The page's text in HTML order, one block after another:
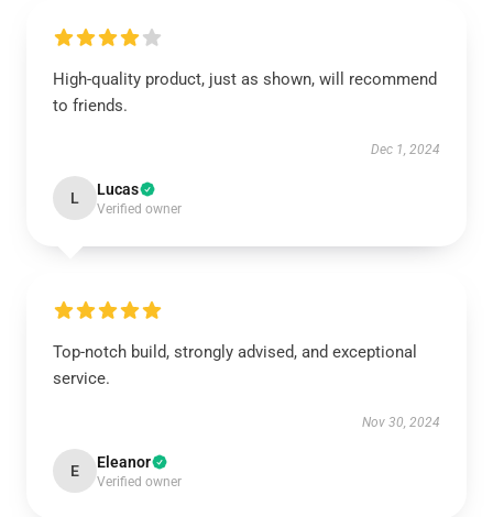
High-quality product, just as shown, will recommend
to friends.
Dec 1, 2024
L Lucas
Verified owner
Top-notch build, strongly advised, and exceptional
service.
Nov 30, 2024
E Eleanor
Verified owner